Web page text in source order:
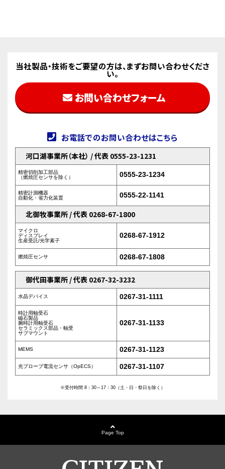
当社製品・技術をご要望の方は、まずお問い合わせくださ
い。
お問い合わせフォーム
お電話でのお問い合わせはこちら
河口湖事業所（本社） / 代表 0555-23-1231
精密切削加工部品
（燃焼圧センサを除く）
0555-23-1234
精密計測機器
自動化・省力化装置
0555-22-1141
北御牧事業所 / 代表 0268-67-1800
マイクロ
ディスプレイ
生産受託/光学素子
0268-67-1912
燃焼圧センサ 0268-67-1808
御代田事業所 / 代表 0267-32-3232
水晶デバイス 0267-31-1111
時計用軸受石
磁石製品
腕時計用軸受石
セラミックス部品・軸受
サブマウント
0267-31-1133
MEMS 0267-31-1123
光プローブ電流センサ（OpECS） 0267-31-1107
※受付時間 8：30～17：30（土・日・祭日を除く）
Page Top